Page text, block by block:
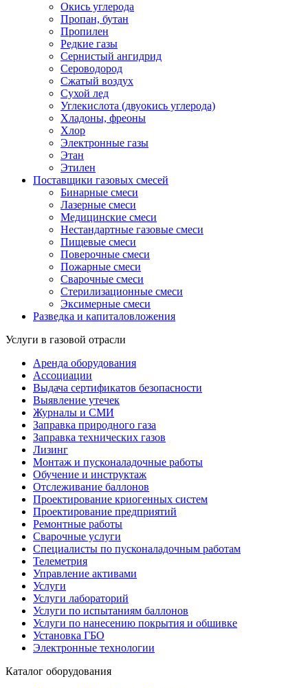
Окись углерода
Пропан, бутан
Пропилен
Редкие газы
Сернистый ангидрид
Сероводород
Сжатый воздух
Сухой лед
Углекислота (двуокись углерода)
Хладоны, фреоны
Хлор
Электронные газы
Этан
Этилен
Поставщики газовых смесей
Бинарные смеси
Лазерные смеси
Медицинские смеси
Нестандартные газовые смеси
Пищевые смеси
Поверочные смеси
Пожарные смеси
Сварочные смеси
Стерилизационные смеси
Эксимерные смеси
Разведка и капиталовложения
Услуги в газовой отрасли
Аренда оборудования
Ассоциации
Выдача сертификатов безопасности
Выявление утечек
Журналы и СМИ
Заправка природного газа
Заправка технических газов
Лизинг
Монтаж и пусконаладочные работы
Обучение и инструктаж
Отслеживание баллонов
Проектирование криогенных систем
Проектирование предприятий
Ремонтные работы
Сварочные услуги
Специалисты по пусконаладочным работам
Телеметрия
Управление активами
Услуги
Услуги лабораторий
Услуги по испытаниям баллонов
Услуги по нанесению покрытия и обшивке
Установка ГБО
Электронные технологии
Каталог оборудования